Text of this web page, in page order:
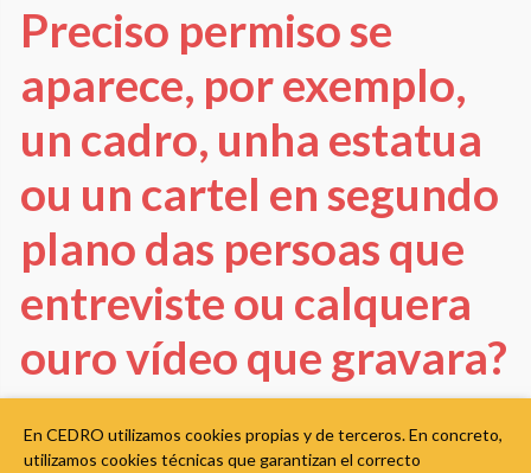
Preciso permiso se
aparece, por exemplo,
un cadro, unha estatua
ou un cartel en segundo
plano das persoas que
entreviste ou calquera
ouro vídeo que gravara?
Etusivu»FAQ
En CEDRO utilizamos cookies propias y de terceros. En concreto,
utilizamos cookies técnicas que garantizan el correcto